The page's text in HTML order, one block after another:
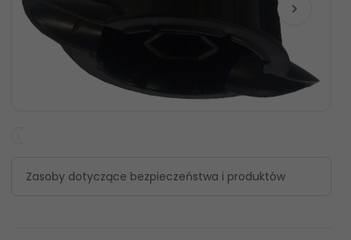
Zasoby dotyczące bezpieczeństwa i produktów